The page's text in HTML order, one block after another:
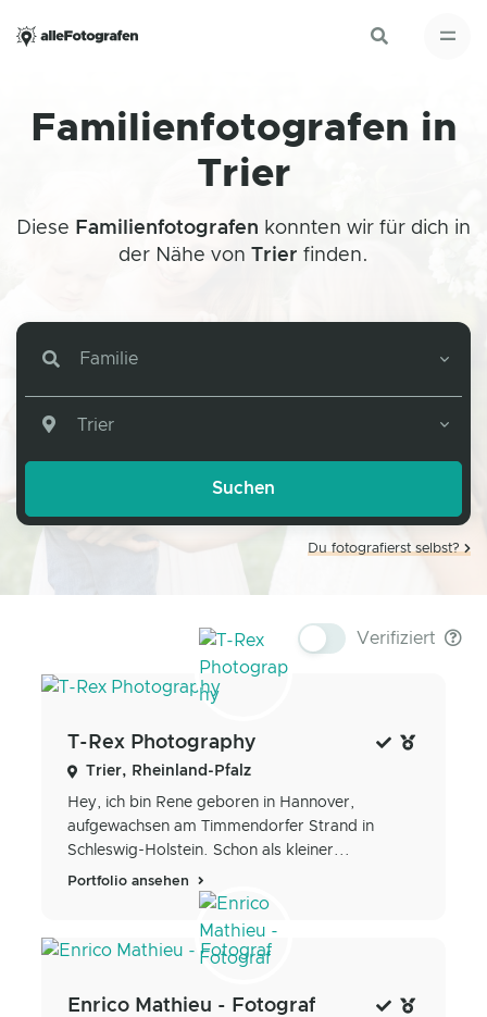
Familienfotografen in
Trier
Diese Familienfotografen konnten wir für dich in
der Nähe von Trier finden.
Familie
Trier
Du fotografierst selbst?
Verifiziert
T-Rex Photography
Trier, Rheinland-Pfalz
Hey, ich bin Rene geboren in Hannover,
aufgewachsen am Timmendorfer Strand in
Schleswig-Holstein. Schon als kleiner...
Portfolio ansehen
Enrico Mathieu - Fotograf